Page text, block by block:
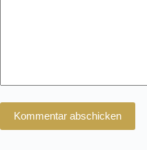
Kommentar abschicken